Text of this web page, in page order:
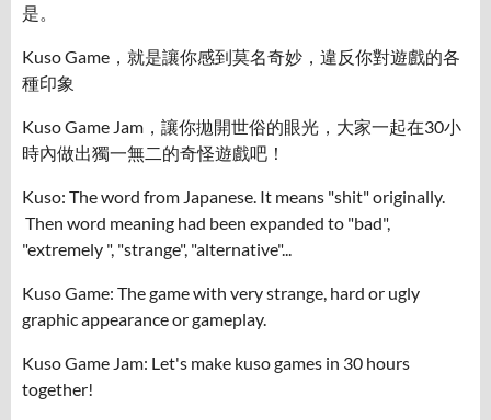
是。
Kuso Game，就是讓你感到莫名奇妙，違反你對遊戲的各
種印象
Kuso Game Jam，讓你拋開世俗的眼光，大家一起在30小
時內做出獨一無二的奇怪遊戲吧！
Kuso: The word from Japanese. It means "shit" originally.
Then word meaning had been expanded to "bad",
"extremely ", "strange", "alternative"...
Kuso Game: The game with very strange, hard or ugly
graphic appearance or gameplay.
Kuso Game Jam: Let's make kuso games in 30 hours
together!